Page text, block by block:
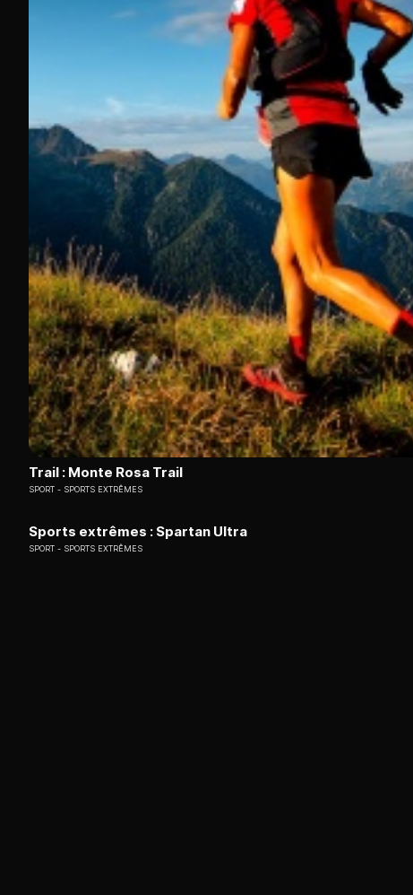
Trail : Monte Rosa Trail
SPORT SPORTS EXTRÊMES
Sports extrêmes : Spartan Ultra
SPORT SPORTS EXTRÊMES